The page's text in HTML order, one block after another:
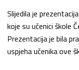
Slijedila je
koje su učenici škole
Prezentacija je bila
uspjeha učenika ove